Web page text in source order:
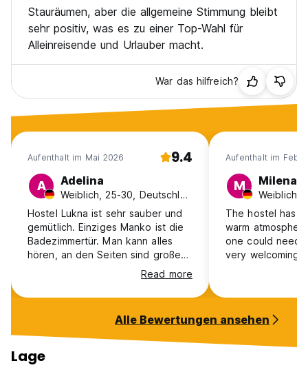
Stauräumen, aber die allgemeine Stimmung bleibt
sehr positiv, was es zu einer Top-Wahl für
Alleinreisende und Urlauber macht.
War das hilfreich?
Aufenthalt im Mai 2026 9.4
A Adelina
Weiblich, 25-30, Deutschland
Hostel Lukna ist sehr sauber und
gemütlich. Einziges Manko ist die
Badezimmertür. Man kann alles
hören, an den Seiten sind große
Schlitze, denn es ist eine
Schiebetür. Die Treppe in dem
Gebäude ist ziemlich laut und bei
Geländer, sodass man das Gefühl
hat, nachts aus dem Bett zu fallen.
Ansonsten ist es sehr schön
gelegen. Ein Supermarkt ist in der
Read more
Aufenthalt im Feb
M Milena
The hostel has
warm
one could need.
very welcoming
directly in the
only thing I
locked
Alle Bewertungen ansehen
Lage